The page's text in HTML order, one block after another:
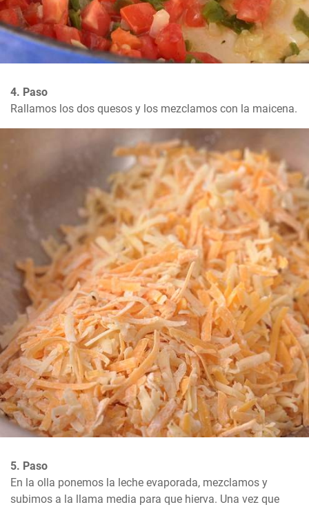
4. Paso
Rallamos los dos quesos y los mezclamos con la maicena.
5. Paso
En la olla ponemos la leche evaporada, mezclamos y
subimos a la llama media para que hierva. Una vez que